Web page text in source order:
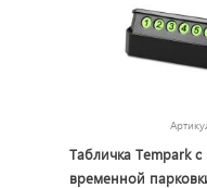
Табличка Tempark
временной